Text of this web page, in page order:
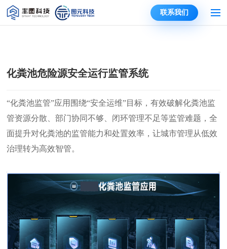
联系我们
化粪池危险源安全运行监管系统
“化粪池监管”应用围绕“安全运维”目标，有效破解化粪池监
管资源分散、部门协同不够、闭环管理不足等监管难题，全
面提升对化粪池的监管能力和处置效率，让城市管理从低效
治理转为高效智管。